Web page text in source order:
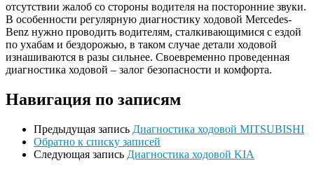
отсутствии жалоб со стороны водителя на посторонние звуки.
В особенности регулярную диагностику ходовой Mercedes-
Benz нужно проводить водителям, сталкивающимися с ездой
по ухабам и бездорожью, в таком случае детали ходовой
изнашиваются в разы сильнее. Своевременно проведенная
диагностика ходовой – залог безопасности и комфорта.
Навигация по записям
Предыдущая запись Диагностика ходовой MITSUBISHI
Обратно к списку записей
Следующая запись Диагностика ходовой KIA